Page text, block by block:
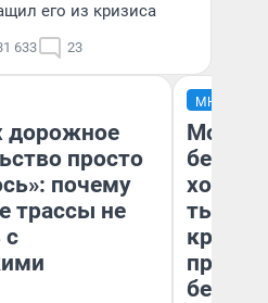
его из кризиса
633 23
дорожное
просто
почему
трассы не
с
МНЕНИЕ
Мой
хотела
тысяч,